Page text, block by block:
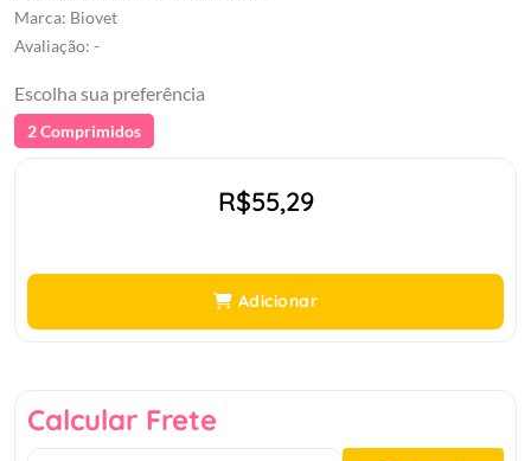
Marca: Biovet
Avaliação: -
Escolha sua preferência
2 Comprimidos
R$55,29
Adicionar
Calcular Frete